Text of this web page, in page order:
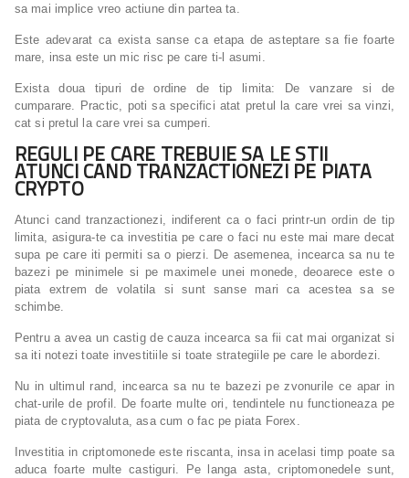
sa mai implice vreo actiune din partea ta.
Este adevarat ca exista sanse ca etapa de asteptare sa fie foarte
mare, insa este un mic risc pe care ti-l asumi.
Exista doua tipuri de ordine de tip limita: De vanzare si de
cumparare. Practic, poti sa specifici atat pretul la care vrei sa vinzi,
cat si pretul la care vrei sa cumperi.
REGULI PE CARE TREBUIE SA LE STII
ATUNCI CAND TRANZACTIONEZI PE PIATA
CRYPTO
Atunci cand tranzactionezi, indiferent ca o faci printr-un ordin de tip
limita, asigura-te ca investitia pe care o faci nu este mai mare decat
supa pe care iti permiti sa o pierzi. De asemenea, incearca sa nu te
bazezi pe minimele si pe maximele unei monede, deoarece este o
piata extrem de volatila si sunt sanse mari ca acestea sa se
schimbe.
Pentru a avea un castig de cauza incearca sa fii cat mai organizat si
sa iti notezi toate investitiile si toate strategiile pe care le abordezi.
Nu in ultimul rand, incearca sa nu te bazezi pe zvonurile ce apar in
chat-urile de profil. De foarte multe ori, tendintele nu functioneaza pe
piata de cryptovaluta, asa cum o fac pe piata Forex.
Investitia in criptomonede este riscanta, insa in acelasi timp poate sa
aduca foarte multe castiguri. Pe langa asta, criptomonedele sunt,